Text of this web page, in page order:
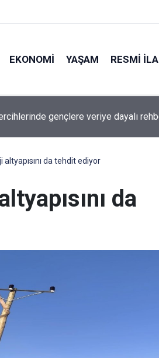
EKONOMI YAŞAM RESMI
tutkunlarına dev kampanya: "1
altyapısını da tehdit ediyor
da